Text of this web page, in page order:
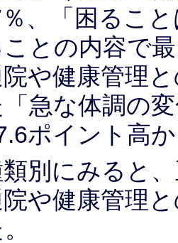
、「困るこ
との内容で
や健康管理
急な体調の
ポイント高
別にみると
や健康管理